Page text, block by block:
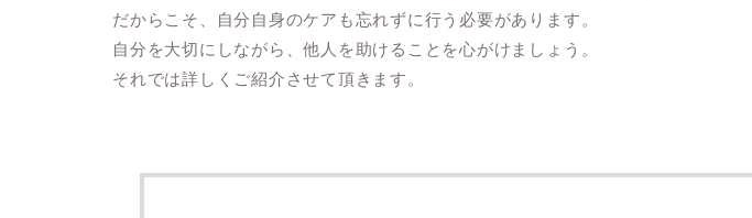
だからこそ、自分自身のケアも忘れずに行う必要があります。
自分を大切にしながら、他人を助けることを心がけましょう。
それでは詳しくご紹介させて頂きます。